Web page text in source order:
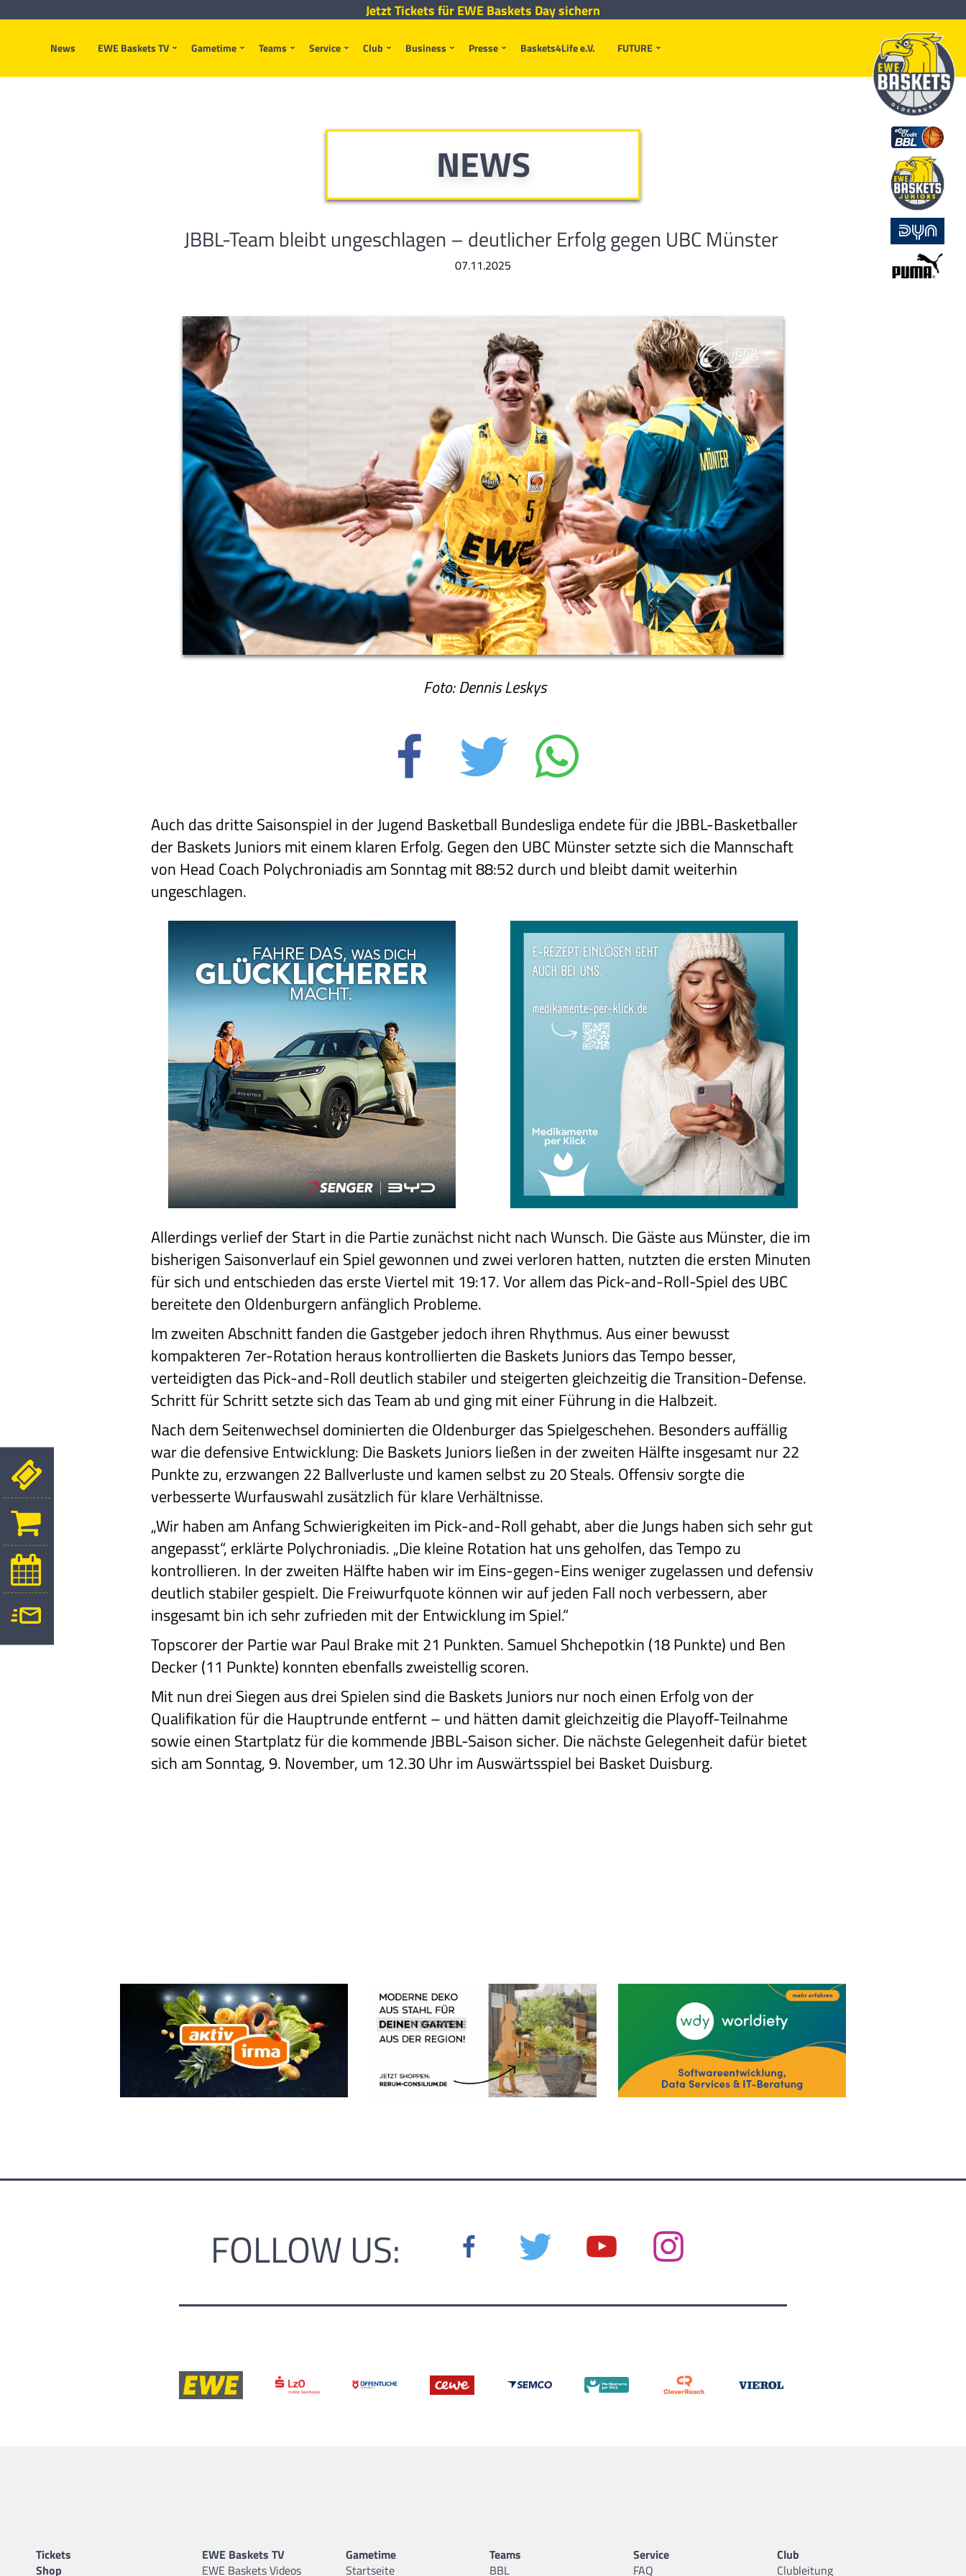
News EWE Baskets TV Gametime Teams Service Club Business Presse Baskets4Life e.V. FUTURE
Jetzt Tickets für EWE Baskets Day sichern
NEWS
JBBL-Team bleibt ungeschlagen – deutlicher Erfolg gegen UBC Münster
07.11.2025
Foto: Dennis Leskys
Auch das dritte Saisonspiel in der Jugend Basketball Bundesliga endete für die JBBL-Basketballer
der Baskets Juniors mit einem klaren Erfolg. Gegen den UBC Münster setzte sich die Mannschaft
von Head Coach Polychroniadis am Sonntag mit 88:52 durch und bleibt damit weiterhin
ungeschlagen.
Allerdings verlief der Start in die Partie zunächst nicht nach Wunsch. Die Gäste aus Münster, die im
bisherigen Saisonverlauf ein Spiel gewonnen und zwei verloren hatten, nutzten die ersten Minuten
für sich und entschieden das erste Viertel mit 19:17. Vor allem das Pick-and-Roll-Spiel des UBC
bereitete den Oldenburgern anfänglich Probleme.
Im zweiten Abschnitt fanden die Gastgeber jedoch ihren Rhythmus. Aus einer bewusst
kompakteren 7er-Rotation heraus kontrollierten die Baskets Juniors das Tempo besser,
verteidigten das Pick-and-Roll deutlich stabiler und steigerten gleichzeitig die Transition-Defense.
Schritt für Schritt setzte sich das Team ab und ging mit einer Führung in die Halbzeit.
Nach dem Seitenwechsel dominierten die Oldenburger das Spielgeschehen. Besonders auffällig
war die defensive Entwicklung: Die Baskets Juniors ließen in der zweiten Hälfte insgesamt nur 22
Punkte zu, erzwangen 22 Ballverluste und kamen selbst zu 20 Steals. Offensiv sorgte die
verbesserte Wurfauswahl zusätzlich für klare Verhältnisse.
„Wir haben am Anfang Schwierigkeiten im Pick-and-Roll gehabt, aber die Jungs haben sich sehr gut
angepasst“, erklärte Polychroniadis. „Die kleine Rotation hat uns geholfen, das Tempo zu
kontrollieren. In der zweiten Hälfte haben wir im Eins-gegen-Eins weniger zugelassen und defensiv
deutlich stabiler gespielt. Die Freiwurfquote können wir auf jeden Fall noch verbessern, aber
insgesamt bin ich sehr zufrieden mit der Entwicklung im Spiel.“
Topscorer der Partie war Paul Brake mit 21 Punkten. Samuel Shchepotkin (18 Punkte) und Ben
Decker (11 Punkte) konnten ebenfalls zweistellig scoren.
Mit nun drei Siegen aus drei Spielen sind die Baskets Juniors nur noch einen Erfolg von der
Qualifikation für die Hauptrunde entfernt – und hätten damit gleichzeitig die Playoff-Teilnahme
sowie einen Startplatz für die kommende JBBL-Saison sicher. Die nächste Gelegenheit dafür bietet
sich am Sonntag, 9. November, um 12.30 Uhr im Auswärtsspiel bei Basket Duisburg.
FOLLOW US:
Tickets
Shop
EWE Baskets TV
EWE Baskets Videos
Gametime
Startseite
Teams
BBL
Service
FAQ
Club
Clubleitung